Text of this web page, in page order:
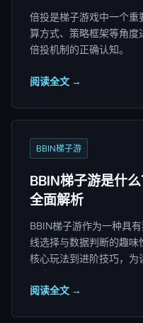
倍投是梯子游戏中一个
算方式、策略框架等角
倍投机制的正确认知。
阅读全文 →
BBIN梯子游
BBIN梯子游是什
全面解析
BBIN梯子游作为一种具
线选择与数据判断的趣味
核心玩法到进阶技巧，为
阅读全文 →